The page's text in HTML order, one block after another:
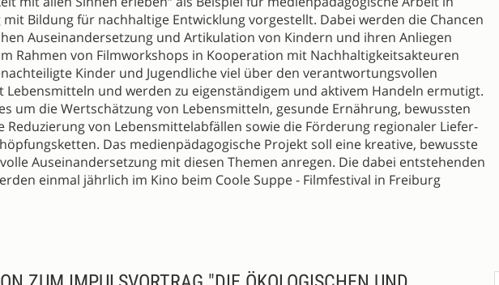
Bildung für nachhaltige Entwicklung vorgestellt. Dabei werden die Chancen
Auseinandersetzung und Artikulation von Kindern und ihren Anliegen
Rahmen von Filmworkshops in Kooperation mit Nachhaltigkeitsakteuren
Kinder und Jugendliche viel über den verantwortungsvollen
Lebensmitteln und werden zu eigenständigem und aktivem Handeln ermutigt.
um die Wertschätzung von Lebensmitteln, gesunde Ernährung, bewussten
Reduzierung von Lebensmittelabfällen sowie die Förderung regionaler Liefer-
Das medienpädagogische Projekt soll eine kreative, bewusste
Auseinandersetzung mit diesen Themen anregen. Die dabei entstehenden
einmal jährlich im Kino beim Coole Suppe - Filmfestival in Freiburg